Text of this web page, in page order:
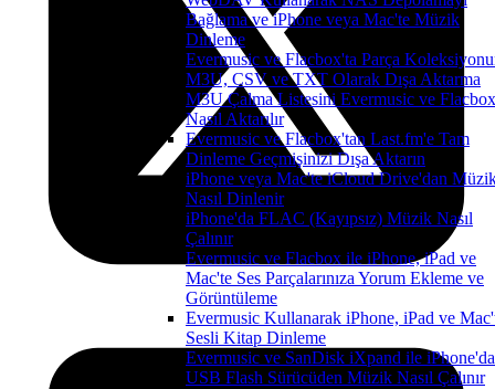
Bağlama ve iPhone veya Mac'te Müzik
Dinleme
Evermusic ve Flacbox'ta Parça
M3U, CSV ve TXT Olarak Dışa Aktarma
M3U Çalma Listesini Evermusic ve
Nasıl Aktarılır
Evermusic ve Flacbox'tan Last.fm'e Tam
Dinleme Geçmişinizi Dışa Aktarın
iPhone veya Mac'te iCloud Drive'dan
Nasıl Dinlenir
iPhone'da FLAC (Kayıpsız) Müzik Nasıl
Çalınır
Evermusic ve Flacbox ile iPhone, iPad ve
Mac'te Ses Parçalarınıza Yorum Ekleme ve
Görüntüleme
Evermusic Kullanarak iPhone, iPad ve
Sesli Kitap Dinleme
Evermusic ve SanDisk iXpand ile iPhone'da
USB Flash Sürücüden Müzik Nasıl Çalınır